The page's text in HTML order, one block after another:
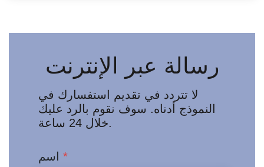
رسالة عبر الإنترنت
لا تتردد في تقديم استفسارك في
النموذج أدناه. سوف نقوم بالرد عليك
خلال 24 ساعة.
*